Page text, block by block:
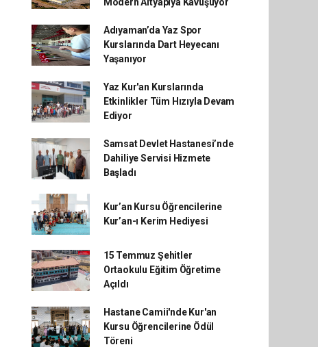
Adıyaman’da Yaz Spor
Kurslarında Dart Heyecanı
Yaşanıyor
Yaz Kur'an Kurslarında
Etkinlikler Tüm Hızıyla Devam
Ediyor
Samsat Devlet Hastanesi’nde
Dahiliye Servisi Hizmete
Başladı
Kur’an Kursu Öğrencilerine
Kur’an-ı Kerim Hediyesi
15 Temmuz Şehitler
Ortaokulu Eğitim Öğretime
Açıldı
Hastane Camii'nde Kur'an
Kursu Öğrencilerine Ödül
Töreni